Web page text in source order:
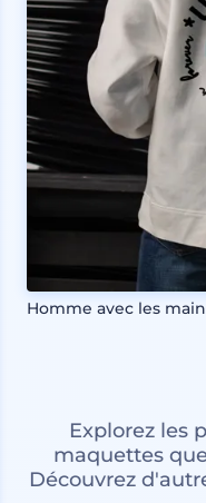
Homme avec les
Explorez les
maquettes
Découvrez